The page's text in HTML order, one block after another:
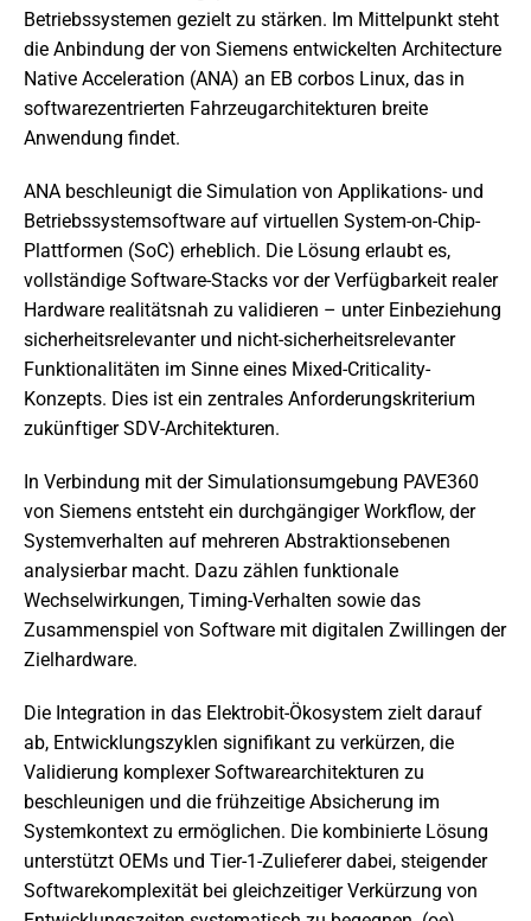
Betriebssystemen gezielt zu stärken. Im Mittelpunkt steht
die Anbindung der von Siemens entwickelten Architecture
Native Acceleration (ANA) an EB corbos Linux, das in
softwarezentrierten Fahrzeugarchitekturen breite
Anwendung findet.
ANA beschleunigt die Simulation von Applikations- und
Betriebssystemsoftware auf virtuellen System-on-Chip-
Plattformen (SoC) erheblich. Die Lösung erlaubt es,
vollständige Software-Stacks vor der Verfügbarkeit realer
Hardware realitätsnah zu validieren – unter Einbeziehung
sicherheitsrelevanter und nicht-sicherheitsrelevanter
Funktionalitäten im Sinne eines Mixed-Criticality-
Konzepts. Dies ist ein zentrales Anforderungskriterium
zukünftiger SDV-Architekturen.
In Verbindung mit der Simulationsumgebung PAVE360
von Siemens entsteht ein durchgängiger Workflow, der
Systemverhalten auf mehreren Abstraktionsebenen
analysierbar macht. Dazu zählen funktionale
Wechselwirkungen, Timing-Verhalten sowie das
Zusammenspiel von Software mit digitalen Zwillingen der
Zielhardware.
Die Integration in das Elektrobit-Ökosystem zielt darauf
ab, Entwicklungszyklen signifikant zu verkürzen, die
Validierung komplexer Softwarearchitekturen zu
beschleunigen und die frühzeitige Absicherung im
Systemkontext zu ermöglichen. Die kombinierte Lösung
unterstützt OEMs und Tier-1-Zulieferer dabei, steigender
Softwarekomplexität bei gleichzeitiger Verkürzung von